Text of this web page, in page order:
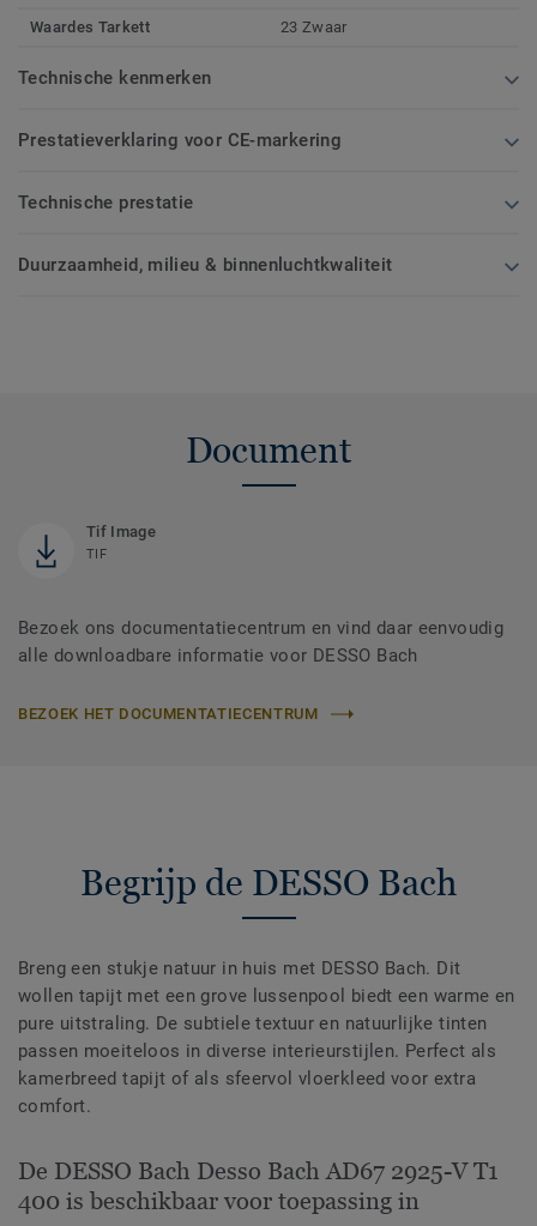
Waardes Tarkett 23 Zwaar
Technische kenmerken
Prestatieverklaring voor CE-markering
Technische prestatie
Duurzaamheid, milieu & binnenluchtkwaliteit
Document
Tif Image
TIF
Bezoek ons documentatiecentrum en vind daar eenvoudig
alle downloadbare informatie voor DESSO Bach
BEZOEK HET DOCUMENTATIECENTRUM
Begrijp de DESSO Bach
Breng een stukje natuur in huis met DESSO Bach. Dit
wollen tapijt met een grove lussenpool biedt een warme en
pure uitstraling. De subtiele textuur en natuurlijke tinten
passen moeiteloos in diverse interieurstijlen. Perfect als
kamerbreed tapijt of als sfeervol vloerkleed voor extra
comfort.
De DESSO Bach Desso Bach AD67 2925-V T1
400 is beschikbaar voor toepassing in